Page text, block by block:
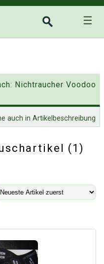
☰
Nichtraucher Voodoo
auch in Artikelbeschreibung
(1)